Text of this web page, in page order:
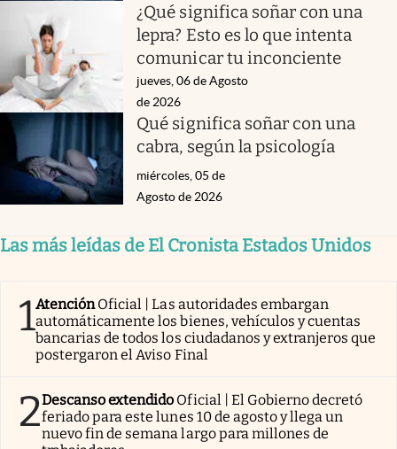
¿Qué significa soñar con una
lepra? Esto es lo que intenta
comunicar tu inconciente
jueves, 06 de Agosto
de 2026
Qué significa soñar con una
cabra, según la psicología
miércoles, 05 de
Agosto de 2026
Las más leídas de El Cronista Estados Unidos
1AtenciónOficial | Las autoridades embargan
automáticamente los bienes, vehículos y cuentas
bancarias de todos los ciudadanos y extranjeros que
postergaron el Aviso Final
2Descanso extendido Oficial | El Gobierno decretó
feriado para este lunes 10 de agosto y llega un
nuevo fin de semana largo para millones de